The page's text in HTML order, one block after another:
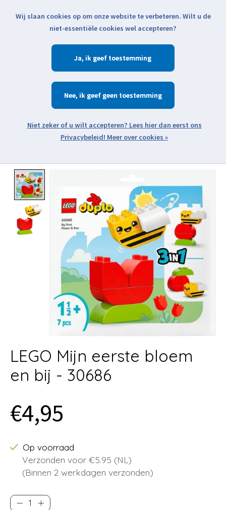
Klik voor actuele verzendinformatie...
Verlanglijst
Zoeken
Open webshop menu
LEGO Mijn eerste bloem
en bij - 30686
€4,95
Op voorraad
Verzonden voor €5.95 (NL)
(Binnen 2 werkdagen verzonden)
Wij slaan cookies op om onze website te verbeteren. Wilt u de
niet-essentiële cookies wel accepteren?
Ja
Nee
Meer over cookies »